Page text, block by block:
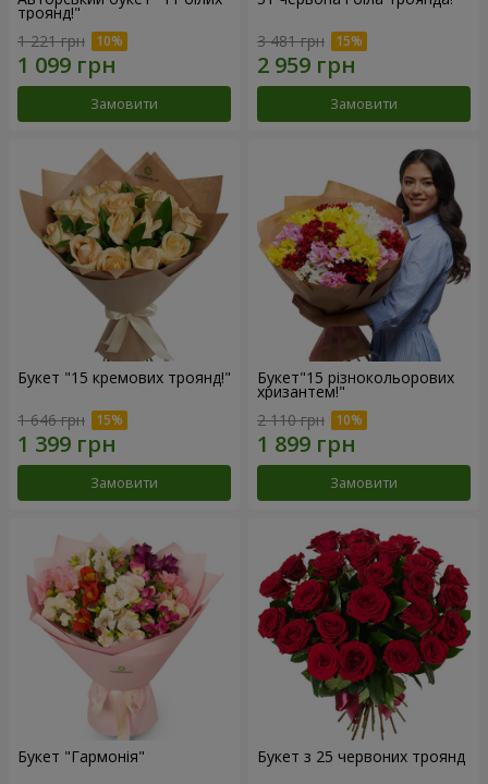
троянд!"
1 221 грн
Замовити
3 481 грн
Замовити
Букет "15 кремових троянд!"
1 646 грн
Замовити
Букет"15 різнокольорових
хризантем!"
2 110 грн
Замовити
Букет "Гармонія" Букет з 25 червоних троянд